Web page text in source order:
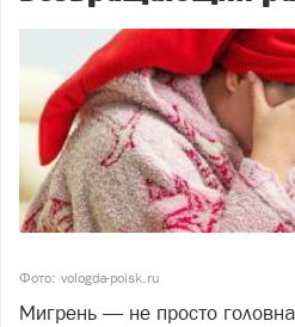
Фото: vologda-poisk.ru
Мигрень — не просто